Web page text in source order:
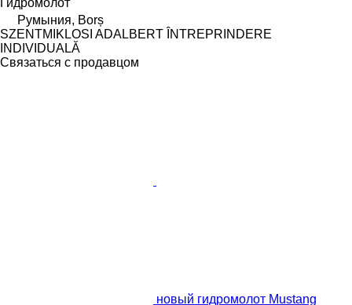
Румыния, Borș
SZENTMIKLOSI ADALBERT ÎNTREPRINDERE
INDIVIDUALĂ
Связаться с продавцом
новый гидромолот Mustang